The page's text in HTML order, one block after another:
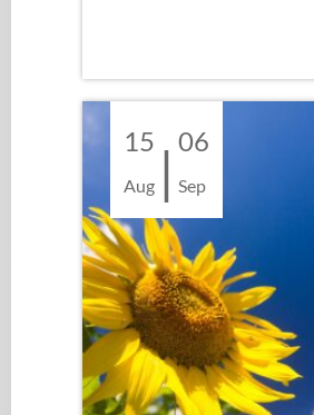
15
Aug | 06
Sep